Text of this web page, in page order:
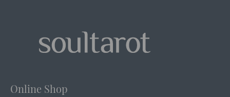
Online Shop